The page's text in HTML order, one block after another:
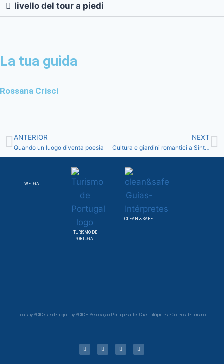
livello del tour a piedi
La tua guida
Rossana Crisci
ANTERIOR
Quando un luogo diventa poesia
NEXT
Cultura e giardini romantici a Sintra
WFTGA
TURISMO DE
PORTUGAL
CLEAN & SAFE
Tours by AGIC is a side project by AGIC – Associação Portuguesa dos Guias-Intérpretes e Correios de Turismo